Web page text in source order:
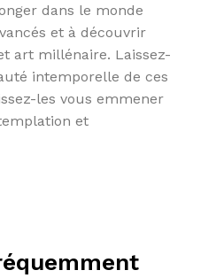
dans le monde
et à découvrir
art millénaire. Laissez-
intemporelle de ces
les vous emmener
et